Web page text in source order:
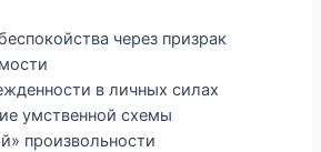
через призрак
в личных силах
умственной схемы
произвольности